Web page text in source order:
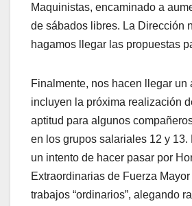
Maquinistas, encaminado a
de sábados libres. La Dirección
hagamos llegar las propuestas
Finalmente, nos hacen llegar un
incluyen la próxima realización
aptitud para algunos
en los grupos salariales 12 y 13.
un intento de hacer pasar por
Extraordinarias de Fuerza
trabajos “ordinarios”, alegando